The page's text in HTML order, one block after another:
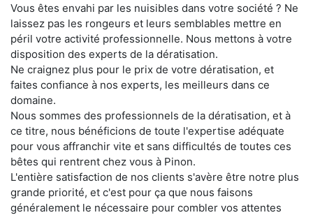
Vous êtes envahi par les nuisibles dans votre société ? Ne
laissez pas les rongeurs et leurs semblables mettre en
péril votre activité professionnelle. Nous mettons à votre
disposition des experts de la dératisation.
Ne craignez plus pour le prix de votre dératisation, et
faites confiance à nos experts, les meilleurs dans ce
domaine.
Nous sommes des professionnels de la dératisation, et à
ce titre, nous bénéficions de toute l'expertise adéquate
pour vous affranchir vite et sans difficultés de toutes ces
bêtes qui rentrent chez vous à Pinon.
L'entière satisfaction de nos clients s'avère être notre plus
grande priorité, et c'est pour ça que nous faisons
généralement le nécessaire pour combler vos attentes